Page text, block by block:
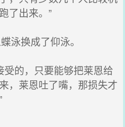
了出来。”
泳换成了仰泳。
的，只要能够把莱恩给
，莱恩吐了嘴，那损失才